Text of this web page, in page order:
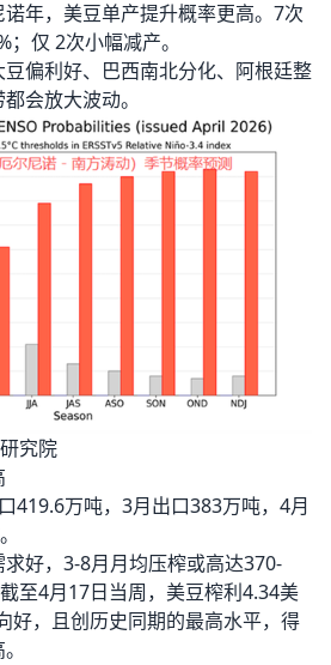
年，美豆单产提升概率更高。7次
仅 2次小幅减产。
偏利好、巴西南北分化、阿根廷整
会放大波动。
究院
万吨，3月出口383万吨，4月
好，3-8月月均压榨或高达370-
至4月17日当周，美豆榨利4.34美
好，且创历史同期的最高水平，得